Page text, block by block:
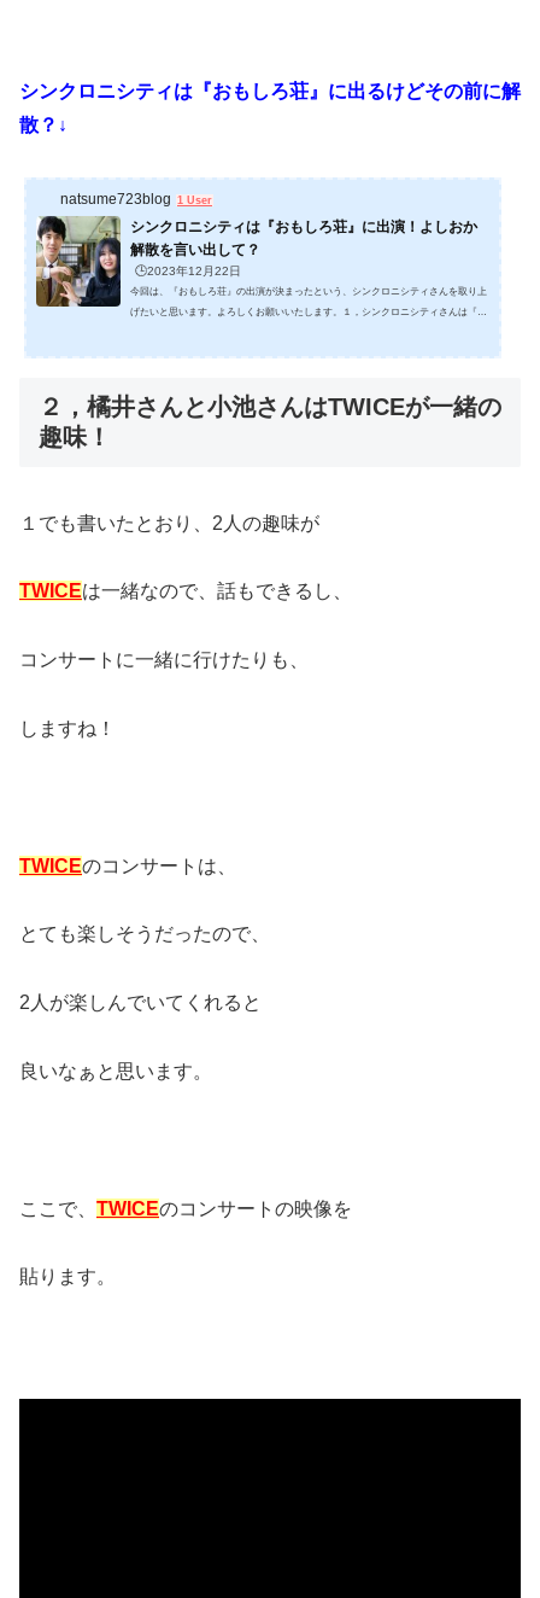
シンクロニシティは『おもしろ荘』に出るけどその前に解
散？↓
natsume723blog 1 User
シンクロニシティは『おもしろ荘』に出演！よしおか
解散を言い出して？
🕒️2023年12月22日
今回は、『おもしろ荘』の出演が決まったという、シンクロニシティさんを取り上
げたいと思います。よろしくお願いいたします。１，シンクロニシティさんは『お
「笑いの創造神たち」（NHK総合）などに出演しています。 シンクロニシティ↑西
野諒太郎さんと よしおかさん(右)引用元：https...
２，橘井さんと小池さんはTWICEが一緒の
趣味！
１でも書いたとおり、2人の趣味が
TWICEは一緒なので、話もできるし、
コンサートに一緒に行けたりも、
しますね！
TWICEのコンサートは、
とても楽しそうだったので、
2人が楽しんでいてくれると
良いなぁと思います。
ここで、 TWICEのコンサートの映像を
貼ります。